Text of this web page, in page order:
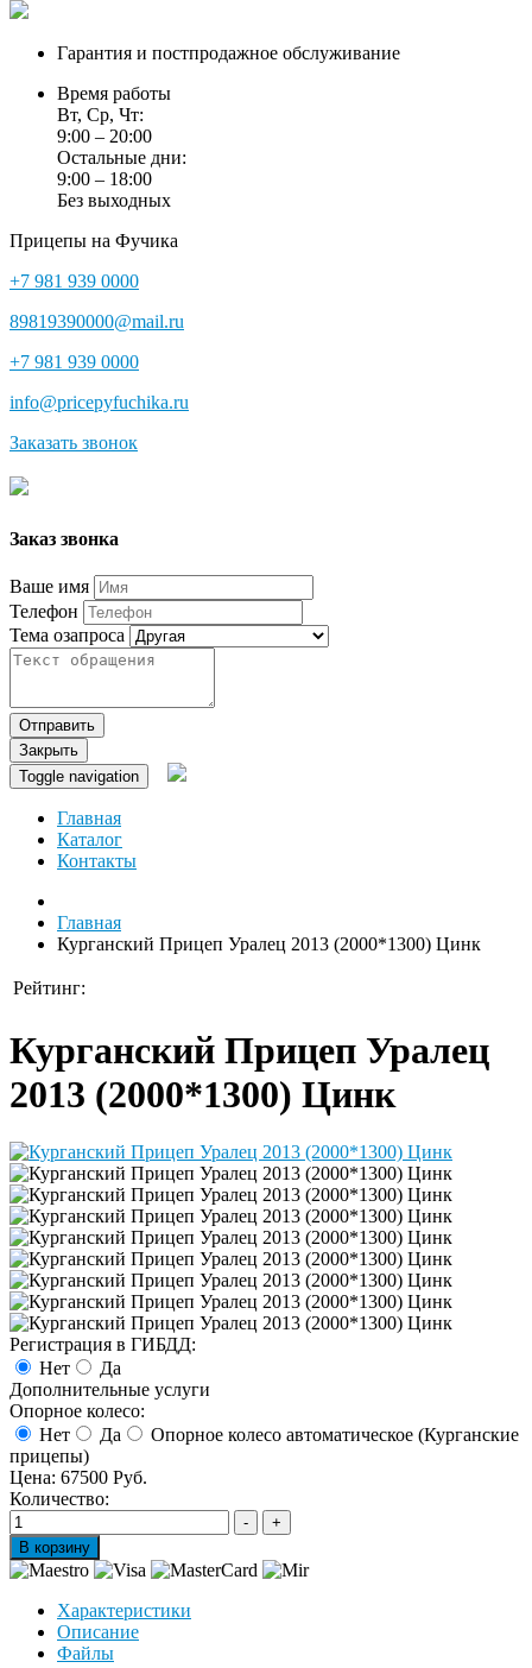
Гарантия и постпродажное обслуживание
Время работы
Вт, Ср, Чт:
9:00 – 20:00
Остальные дни:
9:00 – 18:00
Без выходных
Прицепы на Фучика
+7 981 939 0000
89819390000@mail.ru
+7 981 939 0000
info@pricepyfuchika.ru
Заказать звонок
Заказ звонка
Ваше имя
Телефон
Тема озапроса
Отправить
Закрыть
Toggle navigation
Главная
Каталог
Контакты
Главная
Курганский Прицеп Уралец 2013 (2000*1300) Цинк
Рейтинг:
Курганский Прицеп Уралец
2013 (2000*1300) Цинк
Регистрация в ГИБДД:
Нет
Да
Дополнительные услуги
Опорное колесо:
Нет
Да
Опорное колесо автоматическое (Курганские
прицепы)
Цена: 67500 Руб.
Количество:
Характеристики
Описание
Файлы